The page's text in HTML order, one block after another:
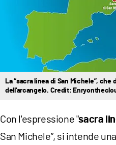
La “sacra linea di San Michele”,
dell'arcangelo. Credit:
Con l'espressione "sacra
San Michele”, si intende